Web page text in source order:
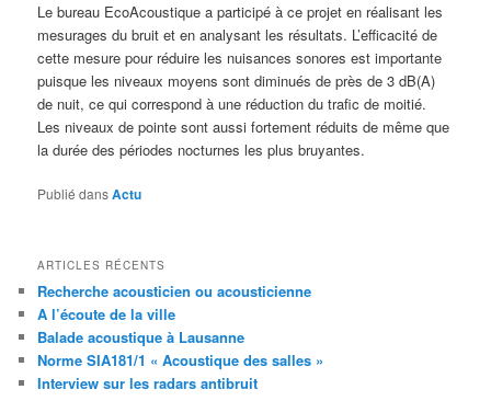
Le bureau EcoAcoustique a participé à ce projet en réalisant les
mesurages du bruit et en analysant les résultats. L’efficacité de
cette mesure pour réduire les nuisances sonores est importante
puisque les niveaux moyens sont diminués de près de 3 dB(A)
de nuit, ce qui correspond à une réduction du trafic de moitié.
Les niveaux de pointe sont aussi fortement réduits de même que
la durée des périodes nocturnes les plus bruyantes.
Publié dansActu
ARTICLES RÉCENTS
Recherche acousticien ou acousticienne
A l’écoute de la ville
Balade acoustique à Lausanne
Norme SIA181/1 « Acoustique des salles »
Interview sur les radars antibruit